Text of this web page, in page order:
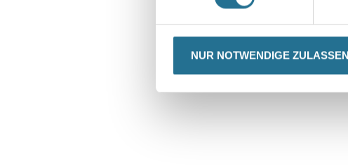
NUR NOTWENDIGE ZULASSEN
Erkunden Sie in